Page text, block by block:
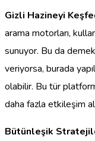
Gizli Hazineyi
arama motorları,
sunuyor. Bu da
veriyorsa, burada
olabilir. Bu tür
daha fazla etkileşim
Bütünleşik